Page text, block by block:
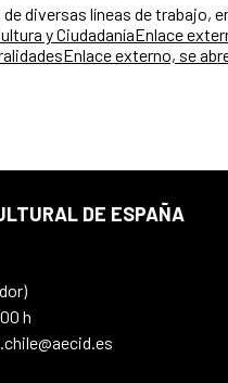
diversas líneas de trabajo,
y CiudadaníaEnlace
Enlace externo, se
DE ESPAÑA
h